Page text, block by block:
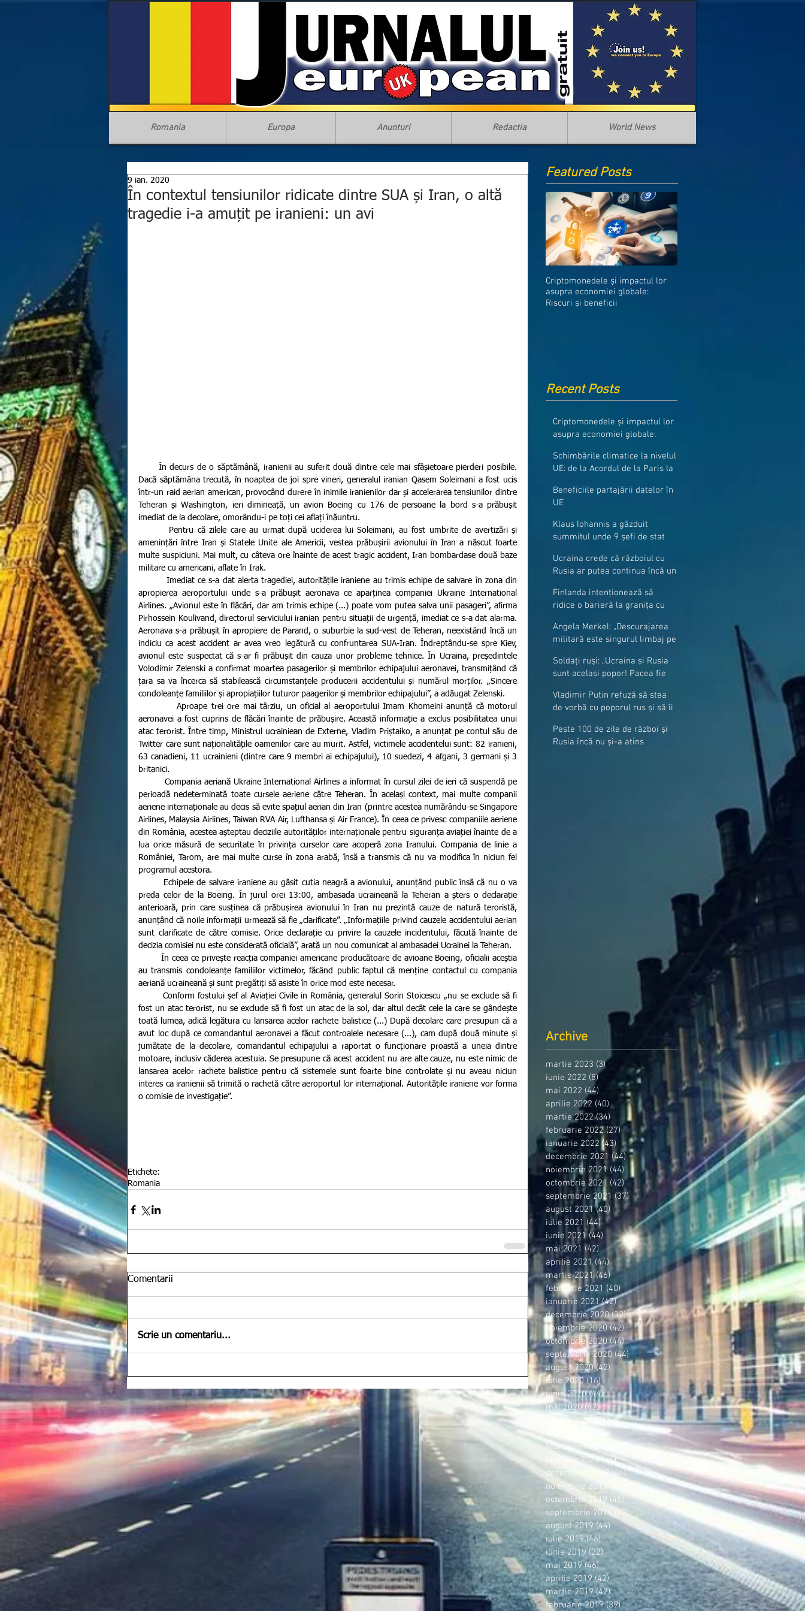
Romania Europa Anunturi Redactia World News
În contextul tensiunilor ridicate dintre SUA și Iran, o altă
tragedie i-a amuțit pe iranieni: un avi
9 ian. 2020
Dacă săptămâna trecută, în noaptea de joi spre vineri, generalul iranian Qasem Soleimani a fost ucis
într-un raid aerian american, provocând durere în inimile iranienilor dar și accelerarea tensiunilor dintre
Teheran și Washington, ieri dimineață, un avion Boeing cu 176 de persoane la bord s-a prăbușit
imediat de la decolare, omorându-i pe toți cei aflați înăuntru.
amenințări între Iran și Statele Unite ale Americii, vestea prăbușirii avionului în Iran a născut foarte
multe suspiciuni. Mai mult, cu câteva ore înainte de acest tragic accident, Iran bombardase două baze
militare cu americani, aflate în Irak.
apropierea aeroportului unde s-a prăbușit aeronava ce aparținea companiei Ukraine International
Airlines. „Avionul este în flăcări, dar am trimis echipe (...) poate vom putea salva unii pasageri”, afirma
Pirhossein Koulivand, directorul serviciului iranian pentru situații de urgență, imediat ce s-a dat alarma.
Aeronava s-a prăbușit în apropiere de Parand, o suburbie la sud-vest de Teheran, neexistând încă un
indiciu ca acest accident ar avea vreo legătură cu confruntarea SUA-Iran. Îndreptându-se spre Kiev,
avionul este suspectat că s-ar fi prăbușit din cauza unor probleme tehnice. În Ucraina, președintele
Volodimir Zelenski a confirmat moartea pasagerilor și membrilor echipajului aeronavei, transmițând că
țara sa va încerca să stabilească circumstanțele producerii accidentului și numărul morților. „Sincere
condoleanțe familiilor și apropiațiilor tuturor paagerilor și membrilor echipajului”, a adăugat Zelenski.
          Aproape trei ore mai târziu, un oficial al aeroportului Imam Khomeini anunță că motorul
aeronavei a fost cuprins de flăcări înainte de prăbușire. Această informație a exclus posibilitatea unui
atac terorist. Între timp, Ministrul ucrainiean de Externe, Vladim Priștaiko, a anunțat pe contul său de
Twitter care sunt naționalitățile oamenilor care au murit. Astfel, victimele accidentelui sunt: 82 iranieni,
63 canadieni, 11 ucrainieni (dintre care 9 membri ai echipajului), 10 suedezi, 4 afgani, 3 germani și 3
britanici.
perioadă nedeterminată toate cursele aeriene către Teheran. În același context, mai multe companii
aeriene internaționale au decis să evite spațiul aerian din Iran (printre acestea numărându-se Singapore
Airlines, Malaysia Airlines, Taiwan RVA Air, Lufthansa și Air France). În ceea ce privesc companiile aeriene
din România, acestea așteptau deciziile autorităților internaționale pentru siguranța aviației înainte de a
lua orice măsură de securitate în privința curselor care acoperă zona Iranului. Compania de linie a
României, Tarom, are mai multe curse în zona arabă, însă a transmis că nu va modifica în niciun fel
programul acestora.
preda celor de la Boeing. În jurul orei 13:00, ambasada ucraineană la Teheran a șters o declarație
anterioară, prin care susținea că prăbușirea avionului în Iran nu prezintă cauze de natură teroristă,
anunțând că noile informații urmează să fie „clarificate”. „Informațiile privind cauzele accidentului aerian
sunt clarificate de către comisie. Orice declarație cu privire la cauzele incidentului, făcută înainte de
decizia comisiei nu este considerată oficială”, arată un nou comunicat al ambasadei Ucrainei la Teheran.
        În ceea ce privește reacția companiei americane producătoare de avioane Boeing, oficialii aceștia
au transmis condoleanțe familiilor victimelor, făcând public faptul că menține contactul cu compania
aeriană ucraineană și sunt pregătiți să asiste în orice mod este necesar.
        Conform fostului șef al Aviației Civile in România, generalul Sorin Stoicescu „nu se exclude să fi
fost un atac terorist, nu se exclude să fi fost un atac de la sol, dar altul decât cele la care se gândește
toată lumea, adică legătura cu lansarea acelor rachete balistice (...) După decolare care presupun că a
avut loc după ce comandantul aeronavei a făcut controalele necesare (...), cam după două minute și
jumătate de la decolare, comandantul echipajului a raportat o funcționare proastă a uneia dintre
motoare, inclusiv căderea acestuia. Se presupune că acest accident nu are alte cauze, nu este nimic de
lansarea acelor rachete balistice pentru că sistemele sunt foarte bine controlate și nu aveau niciun
interes ca iranienii să trimită o rachetă către aeroportul lor internațional. Autoritățile iraniene vor forma
o comisie de investigație”.
Etichete:
Romania
Comentarii
Scrie un comentariu...
Featured Posts
Criptomonedele și impactul lor
asupra economiei globale:
Riscuri și beneficii
Recent Posts
Criptomonedele și impactul lor
asupra economiei globale:
Schimbările climatice la nivelul
UE: de la Acordul de la Paris la
Beneficiile partajării datelor în
UE
Klaus Iohannis a găzduit
summitul unde 9 șefi de stat
granițe
Ucraina crede că războiul cu
Rusia ar putea continua încă un
Finlanda intenționează să
ridice o barieră la granița cu
Angela Merkel: „Descurajarea
militară este singurul limbaj pe
Soldați ruși: „Ucraina și Rusia
sunt același popor! Pacea fie
Vladimir Putin refuză să stea
de vorbă cu poporul rus și să îi
Peste 100 de zile de război și
Rusia încă nu și-a atins
Archive
martie 2023 (3)3 postări
iunie 2022 (8)8 postări
mai 2022 (44) 44 postări
aprilie 2022 (40)40 postări
martie 2022 (34) 34 postări
februarie 2022 (27)27 postări
ianuarie 2022 (43) 43 postări
decembrie 2021 (44)44 postări
noiembrie 2021 (44) 44 postări
octombrie 2021 (42)42 postări
septembrie 2021 (37)37 postări
august 2021 (40)40 postări
iulie 2021 (44)44 postări
iunie 2021 (44) 44 postări
mai 2021 (42) 42 postări
aprilie 2021 (44)44 postări
martie 2021 (46)46 postări
februarie 2021 (40)40 postări
ianuarie 2021 (42)42 postări
decembrie 2020 (32)32 postări
noiembrie 2020 (42) 42 postări
octombrie 2020 (44)44 postări
septembrie 2020 (44)44 postări
august 2020 (42)42 postări
iulie 2020 (16)16 postări
iunie 2020 (44)44 postări
mai 2020 (42)42 postări
aprilie 2020 (36)36 postări
martie 2020
(44) 44 postări
februarie 2020
38 postări
ianuarie 2020 (46)46 postări
decembrie 2019 (44)44 postări
noiembrie 2019
42 postări
octombrie 2019 (46) 46 postări
septembrie 2019 (42)42 postări
august 2019 (44) 44 postări
iulie 2019 (46) 46 postări
iunie 2019 (22) 22 postări
mai 2019 (46)46 postări
aprilie 2019 (42)42 postări
martie 2019 (42)42 postări
februarie 2019 (39)39 postări